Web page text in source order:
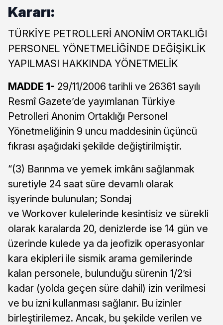
Kararı:
TÜRKİYE PETROLLERİ ANONİM ORTAKLIĞI
PERSONEL YÖNETMELİĞİNDE DEĞİŞİKLİK
YAPILMASI HAKKINDA YÖNETMELİK
MADDE 1- 29/11/2006 tarihli ve 26361 sayılı
Resmî Gazete’de yayımlanan Türkiye
Petrolleri Anonim Ortaklığı Personel
Yönetmeliğinin 9 uncu maddesinin üçüncü
fıkrası aşağıdaki şekilde değiştirilmiştir.
“(3) Barınma ve yemek imkânı sağlanmak
suretiyle 24 saat süre devamlı olarak
işyerinde bulunulan; Sondaj
ve Workover kulelerinde kesintisiz ve sürekli
olarak karalarda 20, denizlerde ise 14 gün ve
üzerinde kulede ya da jeofizik operasyonlar
kara ekipleri ile sismik arama gemilerinde
kalan personele, bulunduğu sürenin 1/2’si
kadar (yolda geçen süre dahil) izin verilmesi
ve bu izni kullanması sağlanır. Bu izinler
birleştirilemez. Ancak, bu şekilde verilen ve